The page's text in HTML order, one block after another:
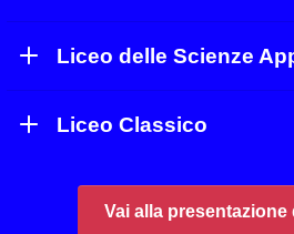
Liceo delle Scienze
Liceo Classico
Vai alla presentazione